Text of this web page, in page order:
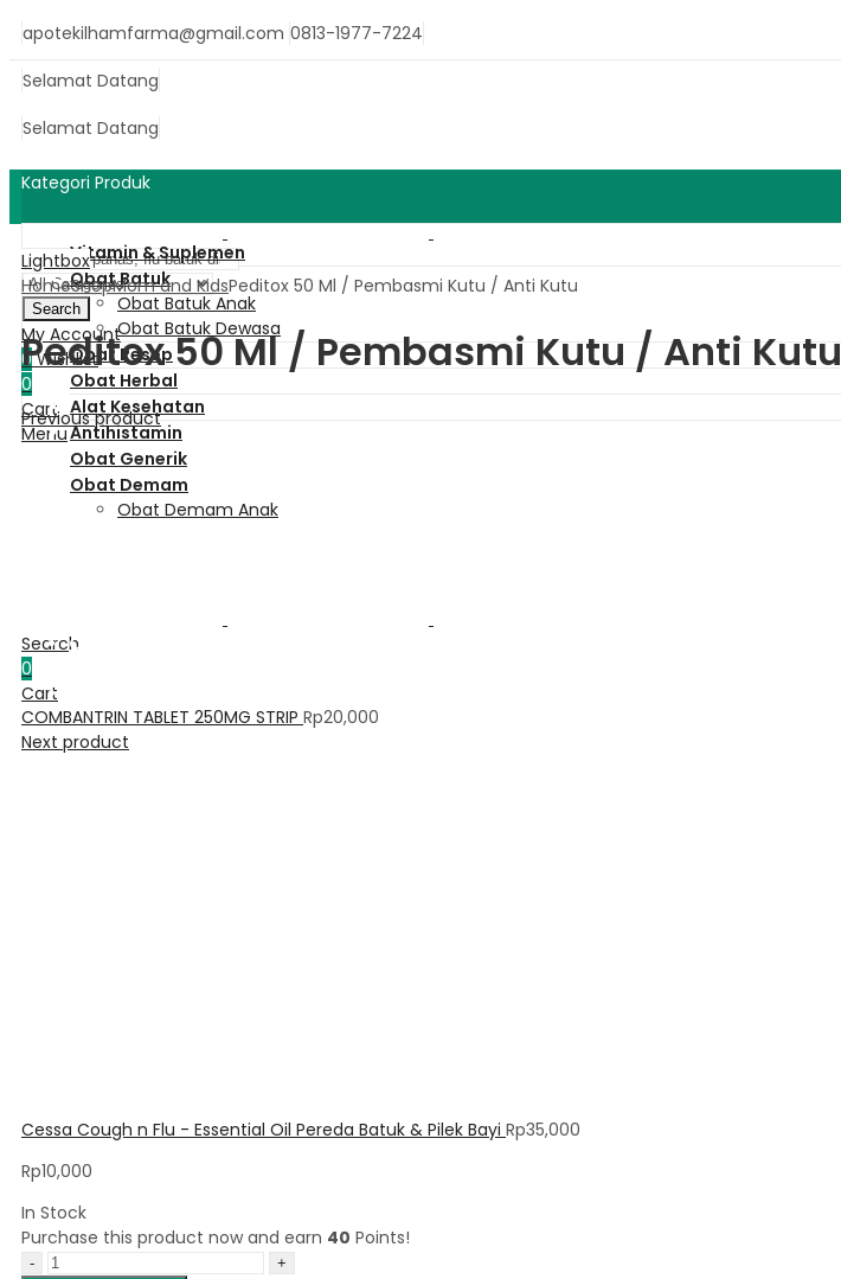
apotekilhamfarma@gmail.com 0813-1977-7224
Selamat Datang
Selamat Datang
Search
My Account
0 Wishlist
0
Cart
Menu
Search
0
Cart
Kategori Produk
Vitamin & Suplemen
Obat Batuk
Obat Batuk Anak
Obat Batuk Dewasa
Obat Resep
Obat Herbal
Alat Kesehatan
Antihistamin
Obat Generik
Obat Demam
Obat Demam Anak
Contact Us
Compare
Lightbox
HomeShopMom and KidsPeditox 50 Ml / Pembasmi Kutu / Anti Kutu
Peditox 50 Ml / Pembasmi Kutu / Anti Kutu
Previous product
COMBANTRIN TABLET 250MG STRIP Rp20,000
Next product
Cessa Cough n Flu - Essential Oil Pereda Batuk & Pilek Bayi Rp35,000
Rp10,000
In Stock
Purchase this product now and earn 40 Points!
Peditox